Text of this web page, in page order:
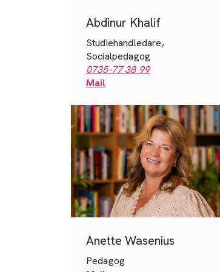
Abdinur Khalif
Studiehandledare,
Socialpedagog
0735-77 38 99
Mail
Anette Wasenius
Pedagog